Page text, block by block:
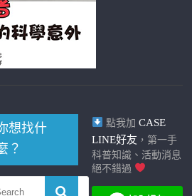
想找什
？
點我加 CASE
LINE好友 ，第一手
科普知識、活動消息
絕不錯過